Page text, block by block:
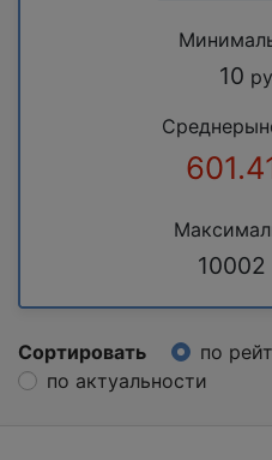
10
10002
Сортировать по
по актуальности